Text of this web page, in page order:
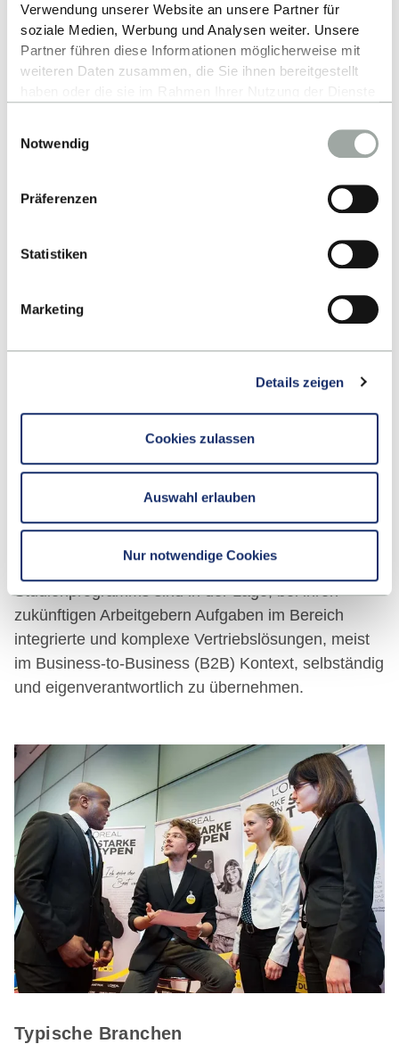
Verwendung unserer Website an unsere Partner für
soziale Medien, Werbung und Analysen weiter. Unsere
Partner führen diese Informationen möglicherweise mit
weiteren Daten zusammen, die Sie ihnen bereitgestellt
Alles zum Thema Cookies und personenbezogene
Datenverarbeitung entnehmen Sie unserer
Notwendig
Präferenzen
Statistiken
Marketing
Details zeigen
Cookies zulassen
Auswahl erlauben
Nur notwendige Cookies
Sie haben bereits einen Arbeitgeber? Dann
JETZT BEWERBEN
Sie haben noch keinen Arbeitgeber? Wir
vermitteln Sie gerne!
ZUR JOBBÖRSE
Und nach dem Studium?
Absolventinnen und Absolventen dieses
Studienprogramms sind in der Lage, bei ihren
zukünftigen Arbeitgebern Aufgaben im Bereich
integrierte und komplexe Vertriebslösungen, meist
im Business-to-Business (B2B) Kontext, selbständig
und eigenverantwortlich zu übernehmen.
Typische Branchen